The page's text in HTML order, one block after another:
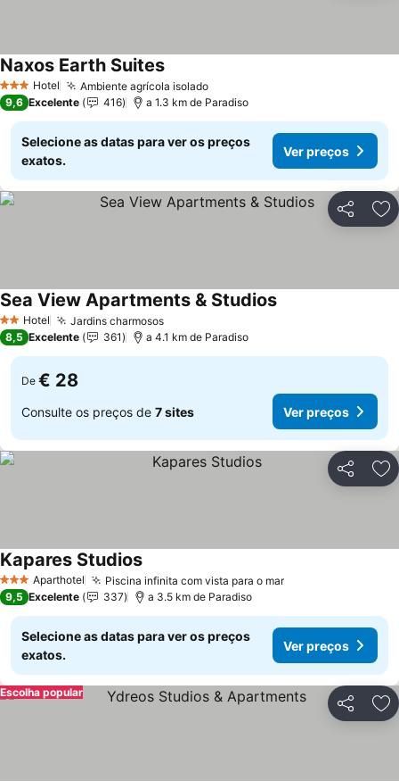
3 EstrelasHotel Ambiente agrícola isoladoVer preços
Naxos Earth SuitesVer preços
9,6 Excelente 416 a 1.3 km de Paradiso
Selecione as datas para ver os preços
exatos.
Ver preços
Partilhar
2 Estrelas
Hotel Jardins charmososVer preços
Sea View Apartments & StudiosVer preços
8,5 Excelente 361 a 4.1 km de Paradiso
De € 28
Consulte os preços de 7 sites Ver preços
Partilhar
3 EstrelasAparthotel Piscina infinita com vista para o marVer preços
Kapares StudiosVer preços
9,5 Excelente 337 a 3.5 km de Paradiso
Selecione as datas para ver os preços
exatos.
Ver preços
Partilhar
Escolha popular